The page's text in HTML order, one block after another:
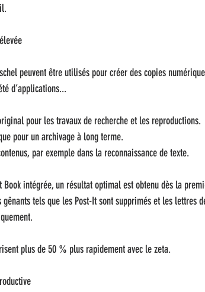
peuvent être utilisés pour créer des copies
d’applications...
pour les travaux de recherche et les reproductions.
pour un archivage à long terme.
par exemple dans la reconnaissance de texte.
Book intégrée, un résultat optimal est obtenu dès la
tels que les Post-It sont supprimés et les lettres
plus de 50 % plus rapidement avec le zeta.